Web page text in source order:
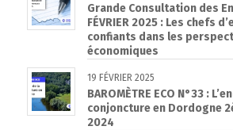
Grande Consultation des
FÉVRIER 2025 : Les chefs
confiants dans les
économiques
19 FÉVRIER 2025
BAROMÈTRE ECO N°33 :
conjoncture en Dordogne
2024